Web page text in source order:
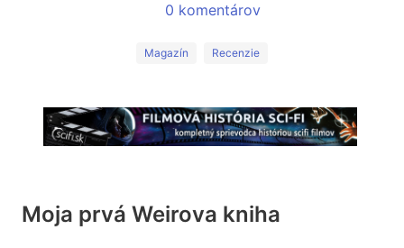
0 komentárov
Magazín Recenzie
Moja prvá Weirova kniha